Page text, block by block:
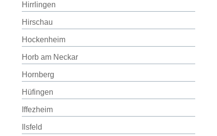
Hirrlingen
Hirschau
Hockenheim
Horb am Neckar
Hornberg
Hüfingen
Iffezheim
Ilsfeld